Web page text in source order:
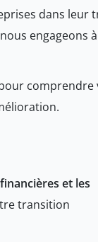
dans
engageons
comprendre
et les
transition